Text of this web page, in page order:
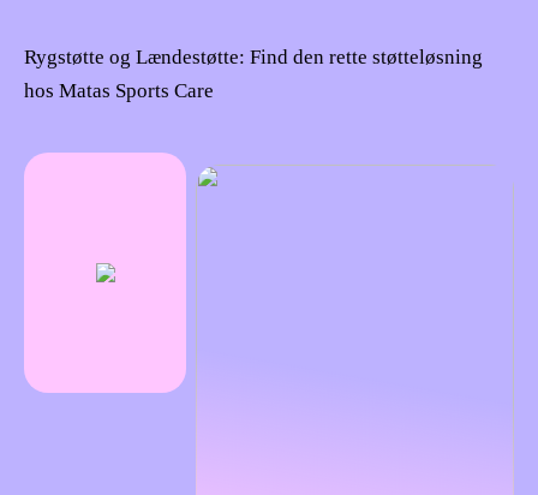
Rygstøtte og Lændestøtte: Find den rette støtteløsning
hos Matas Sports Care